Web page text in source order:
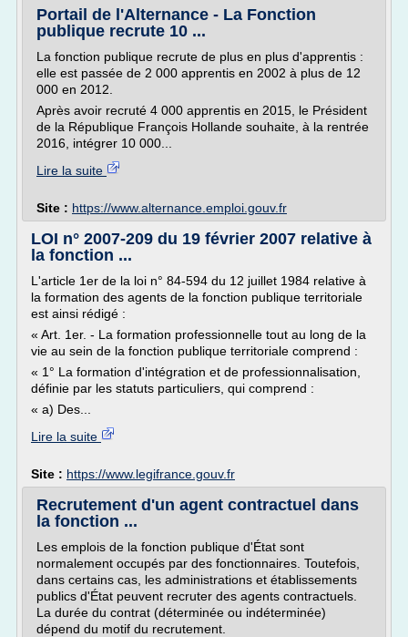
Portail de l'Alternance - La Fonction
publique recrute 10 ...
La fonction publique recrute de plus en plus d'apprentis :
elle est passée de 2 000 apprentis en 2002 à plus de 12
000 en 2012.
Après avoir recruté 4 000 apprentis en 2015, le Président
de la République François Hollande souhaite, à la rentrée
2016, intégrer 10 000...
Lire la suite
Site : https://www.alternance.emploi.gouv.fr
LOI n° 2007-209 du 19 février 2007 relative à
la fonction ...
L'article 1er de la loi n° 84-594 du 12 juillet 1984 relative à
la formation des agents de la fonction publique territoriale
est ainsi rédigé :
« Art. 1er. - La formation professionnelle tout au long de la
vie au sein de la fonction publique territoriale comprend :
« 1° La formation d'intégration et de professionnalisation,
définie par les statuts particuliers, qui comprend :
« a) Des...
Lire la suite
Site : https://www.legifrance.gouv.fr
Recrutement d'un agent contractuel dans
la fonction ...
Les emplois de la fonction publique d'État sont
normalement occupés par des fonctionnaires. Toutefois,
dans certains cas, les administrations et établissements
publics d'État peuvent recruter des agents contractuels.
La durée du contrat (déterminée ou indéterminée)
dépend du motif du recrutement.